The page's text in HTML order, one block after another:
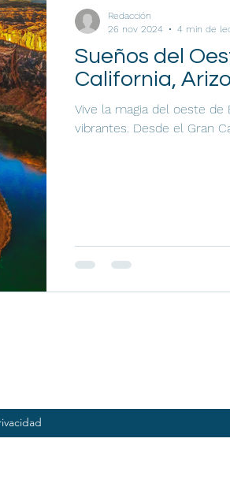
Sueños del
California,
Vive la magia del oeste de
vibrantes. Desde el Gran
Redacción
26 nov 2024
4 min de